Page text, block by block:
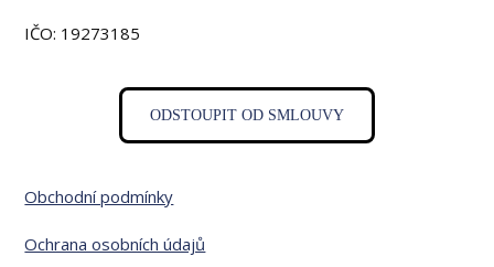
IČO: 19273185
ODSTOUPIT OD SMLOUVY
Obchodní podmínky
Ochrana osobních údajů